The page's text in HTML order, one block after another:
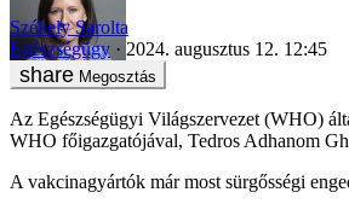
Székely Sarolta
Egészségügy
2024. augusztus 12. 12:45
Megosztás
Az Egészségügyi Világszervezet (WHO)
WHO főigazgatójával, Tedros Adhanom
A vakcinagyártók már most sürgősségi